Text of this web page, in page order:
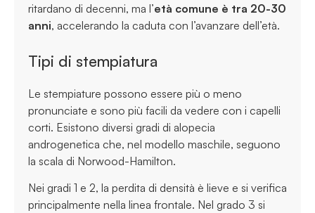
ritardano di decenni, ma l’età comune è tra 20-30
anni, accelerando la caduta con l’avanzare dell’età.
Tipi di stempiatura
Le stempiature possono essere più o meno
pronunciate e sono più facili da vedere con i capelli
corti. Esistono diversi gradi di alopecia
androgenetica che, nel modello maschile, seguono
la scala di Norwood-Hamilton.
Nei gradi 1 e 2, la perdita di densità è lieve e si verifica
principalmente nella linea frontale. Nel grado 3 si